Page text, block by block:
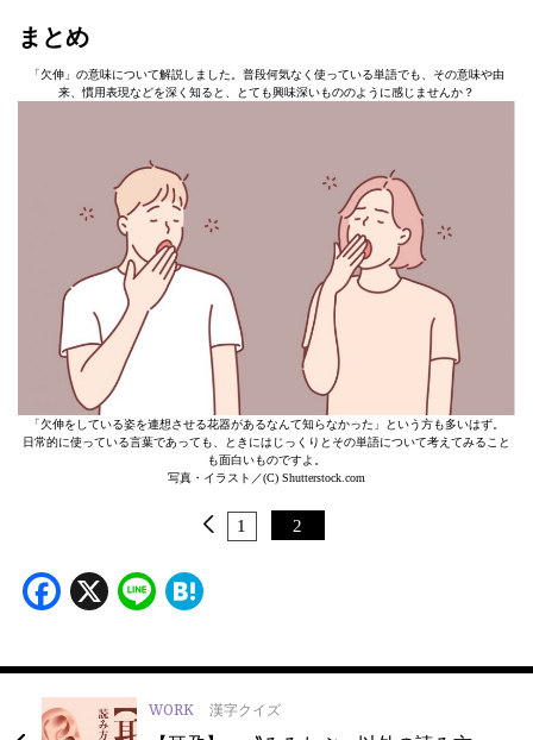
まとめ
「欠伸」の意味について解説しました。普段何気なく使っている単語でも、その意味や由
来、慣用表現などを深く知ると、とても興味深いもののように感じませんか？
「欠伸をしている姿を連想させる花器があるなんて知らなかった」という方も多いはず。
日常的に使っている言葉であっても、ときにはじっくりとその単語について考えてみること
も面白いものですよ。
写真・イラスト／(C) Shutterstock.com
1 2
Facebook
X Line
WORK 漢字クイズ